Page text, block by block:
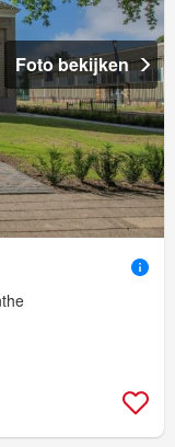
Foto bekijken